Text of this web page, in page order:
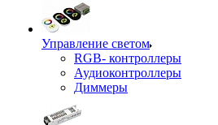
Управление светом
RGB- контроллеры
Аудиоконтроллеры
Диммеры